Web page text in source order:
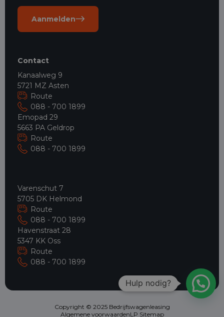
Aanmelden
Contact
Kanaalweg 9
5721 MZ Asten
Route
088 - 700 1899
Emopad 29
5663 PA Geldrop
Route
088 - 700 1899
Varenschut 7
5705 DK Helmond
Route
088 - 700 1899
Havenstraat 28
5347 KK Oss
Route
088 - 700 1899
Copyright © 2025 Bedrijfswagenleasing
Algemene voorwaardenLP Sitemap
Hulp nodig?